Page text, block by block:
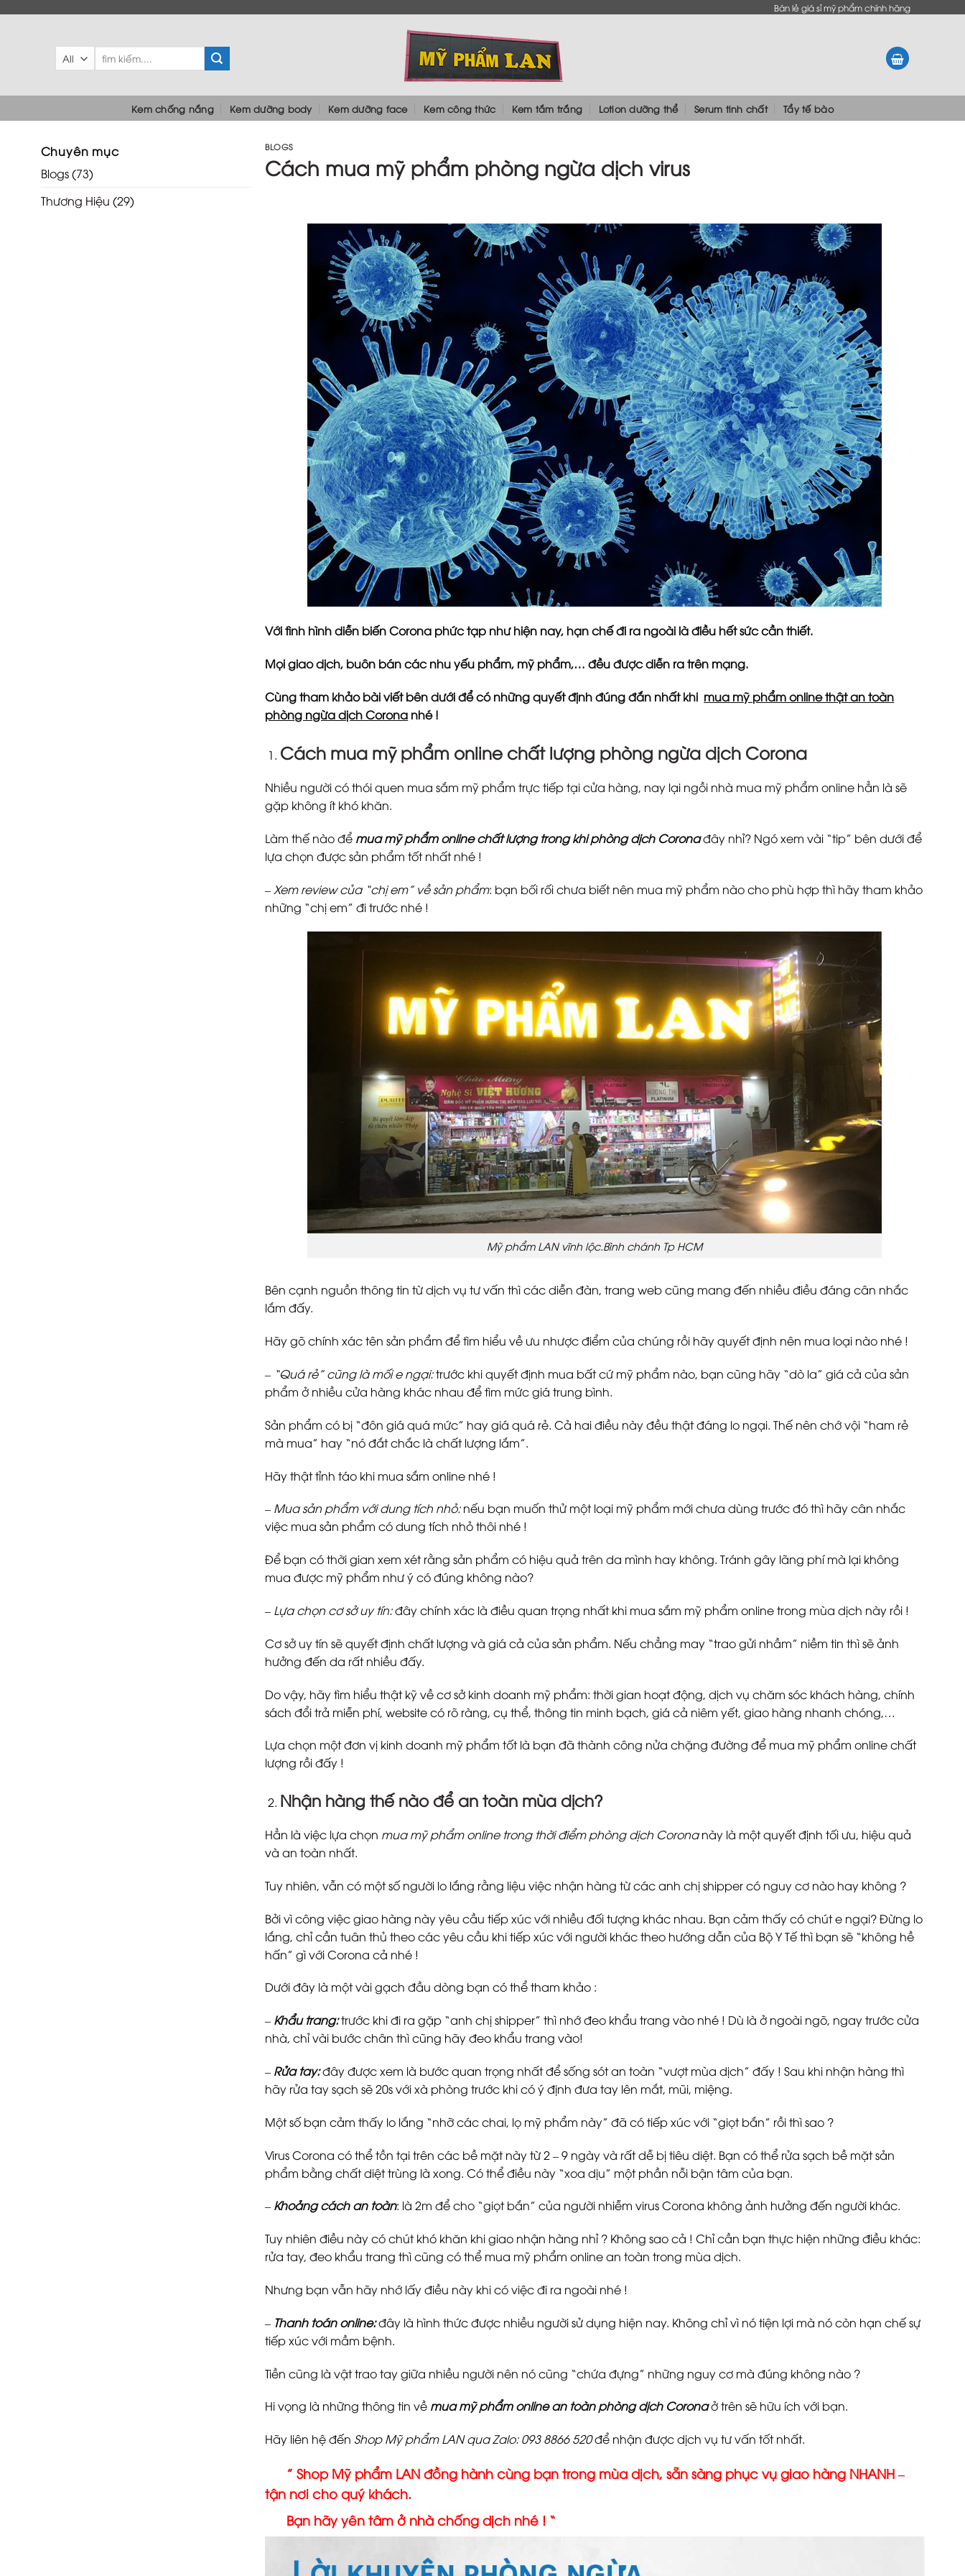
Bán lẻ giá sỉ mỹ phẩm chính hãng
Tìm
kiếm:
Kem chống nắng Kem dưỡng body Kem dưỡng face Kem công thức Kem tắm trắng Lotion dưỡng thể Serum tinh chất Tẩy tế bào
Chuyên mục
Blogs(73)
Thương Hiệu (29)
BLOGS
Cách mua mỹ phẩm phòng ngừa dịch virus
Với tình hình diễn biến Corona phức tạp như hiện nay, hạn chế đi ra ngoài là điều hết sức cần thiết.
Mọi giao dịch, buôn bán các nhu yếu phẩm, mỹ phẩm,… đều được diễn ra trên mạng.
Cùng tham khảo bài viết bên dưới để có những quyết định đúng đắn nhất khi mua mỹ phẩm online thật an toàn
phòng ngừa dịch Corona nhé !
Cách mua mỹ phẩm online chất lượng phòng ngừa dịch Corona
Nhiều người có thói quen mua sắm mỹ phẩm trực tiếp tại cửa hàng, nay lại ngồi nhà mua mỹ phẩm online hẳn là sẽ
gặp không ít khó khăn.
Làm thế nào để mua mỹ phẩm online chất lượng trong khi phòng dịch Coronađây nhỉ? Ngó xem vài “tip” bên dưới để
lựa chọn được sản phẩm tốt nhất nhé !
– Xem review của “chị em” về sản phẩm: bạn bối rối chưa biết nên mua mỹ phẩm nào cho phù hợp thì hãy tham khảo
những “chị em” đi trước nhé !
Mỹ phẩm LAN vĩnh lộc.Bình chánh Tp HCM
Bên cạnh nguồn thông tin từ dịch vụ tư vấn thì các diễn đàn, trang web cũng mang đến nhiều điều đáng cân nhắc
lắm đấy.
Hãy gõ chính xác tên sản phẩm để tìm hiểu về ưu nhược điểm của chúng rồi hãy quyết định nên mua loại nào nhé !
– “Quá rẻ” cũng là mối e ngại:trước khi quyết định mua bất cứ mỹ phẩm nào, bạn cũng hãy “dò la” giá cả của sản
phẩm ở nhiều cửa hàng khác nhau để tìm mức giá trung bình.
Sản phẩm có bị “đôn giá quá mức” hay giá quá rẻ. Cả hai điều này đều thật đáng lo ngại. Thế nên chớ vội “ham rẻ
mà mua” hay “nó đắt chắc là chất lượng lắm”.
Hãy thật tỉnh táo khi mua sắm online nhé !
– Mua sản phẩm với dung tích nhỏ:nếu bạn muốn thử một loại mỹ phẩm mới chưa dùng trước đó thì hãy cân nhắc
việc mua sản phẩm có dung tích nhỏ thôi nhé !
Để bạn có thời gian xem xét rằng sản phẩm có hiệu quả trên da mình hay không. Tránh gây lãng phí mà lại không
mua được mỹ phẩm như ý có đúng không nào?
– Lựa chọn cơ sở uy tín:đây chính xác là điều quan trọng nhất khi mua sắm mỹ phẩm online trong mùa dịch này rồi !
Cơ sở uy tín sẽ quyết định chất lượng và giá cả của sản phẩm. Nếu chẳng may “trao gửi nhầm” niềm tin thì sẽ ảnh
hưởng đến da rất nhiều đấy.
Do vậy, hãy tìm hiểu thật kỹ về cơ sở kinh doanh mỹ phẩm: thời gian hoạt động, dịch vụ chăm sóc khách hàng, chính
sách đổi trả miễn phí, website có rõ ràng, cụ thể, thông tin minh bạch, giá cả niêm yết, giao hàng nhanh chóng,…
Lựa chọn một đơn vị kinh doanh mỹ phẩm tốt là bạn đã thành công nửa chặng đường để mua mỹ phẩm online chất
lượng rồi đấy !
Nhận hàng thế nào để an toàn mùa dịch?
Hẳn là việc lựa chọn mua mỹ phẩm online trong thời điểm phòng dịch Coronanày là một quyết định tối ưu, hiệu quả
và an toàn nhất.
Tuy nhiên, vẫn có một số người lo lắng rằng liệu việc nhận hàng từ các anh chị shipper có nguy cơ nào hay không ?
Bởi vì công việc giao hàng này yêu cầu tiếp xúc với nhiều đối tượng khác nhau. Bạn cảm thấy có chút e ngại? Đừng lo
lắng, chỉ cần tuân thủ theo các yêu cầu khi tiếp xúc với người khác theo hướng dẫn của Bộ Y Tế thì bạn sẽ “không hề
hấn” gì với Corona cả nhé !
Dưới đây là một vài gạch đầu dòng bạn có thể tham khảo :
– Khẩu trang:trước khi đi ra gặp “anh chị shipper” thì nhớ đeo khẩu trang vào nhé ! Dù là ở ngoài ngõ, ngay trước cửa
nhà, chỉ vài bước chân thì cũng hãy đeo khẩu trang vào!
– Rửa tay:đây được xem là bước quan trọng nhất để sống sót an toàn “vượt mùa dịch” đấy ! Sau khi nhận hàng thì
hãy rửa tay sạch sẽ 20s với xà phòng trước khi có ý định đưa tay lên mắt, mũi, miệng.
Một số bạn cảm thấy lo lắng “nhỡ các chai, lọ mỹ phẩm này” đã có tiếp xúc với “giọt bắn” rồi thì sao ?
Virus Corona có thể tồn tại trên các bề mặt này từ 2 – 9 ngày và rất dễ bị tiêu diệt. Bạn có thể rửa sạch bề mặt sản
phẩm bằng chất diệt trùng là xong. Có thể điều này “xoa dịu” một phần nỗi bận tâm của bạn.
– Khoảng cách an toàn: là 2m để cho “giọt bắn” của người nhiễm virus Corona không ảnh hưởng đến người khác.
Tuy nhiên điều này có chút khó khăn khi giao nhận hàng nhỉ ? Không sao cả ! Chỉ cần bạn thực hiện những điều khác:
rửa tay, đeo khẩu trang thì cũng có thể mua mỹ phẩm online an toàn trong mùa dịch.
Nhưng bạn vẫn hãy nhớ lấy điều này khi có việc đi ra ngoài nhé !
– Thanh toán online:đây là hình thức được nhiều người sử dụng hiện nay. Không chỉ vì nó tiện lợi mà nó còn hạn chế sự
tiếp xúc với mầm bệnh.
Tiền cũng là vật trao tay giữa nhiều người nên nó cũng “chứa đựng” những nguy cơ mà đúng không nào ?
Hi vọng là những thông tin về mua mỹ phẩm online an toàn phòng dịch Coronaở trên sẽ hữu ích với bạn.
Hãy liên hệ đến Shop Mỹ phẩm LAN qua Zalo: 093 8866 520để nhận được dịch vụ tư vấn tốt nhất.
” Shop Mỹ phẩm LAN đồng hành cùng bạn trong mùa dịch, sẵn sàng phục vụ giao hàng NHANH –
tận nơi cho quý khách.
Bạn hãy yên tâm ở nhà chống dịch nhé ! “